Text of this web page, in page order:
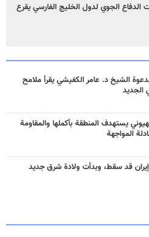
الدفاع الجوي لدول الخليج الفارسي يقرع
الشيخ د. عامر الكفيشي يقرأ ملامح
الجديد
يستهدف المنطقة بأكملها والمقاومة
المواجهة
قد سقط، وبدأت ولادة شرق جديد